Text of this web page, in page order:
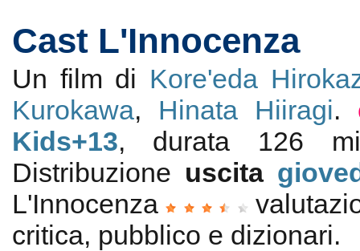
Cast L'Innocenza
Un film di Kore'eda
Kurokawa, Hinata Hiiragi.
Kids+13, durata 126
Distribuzione uscita
L'Innocenza
critica, pubblico e dizionari.